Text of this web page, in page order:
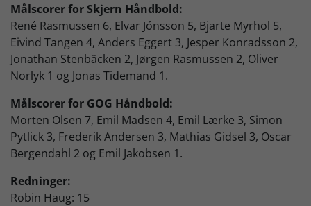
Køb Billet
Målscorer for Skjern Håndbold:
René Rasmussen 6, Elvar Jónsson 5, Bjarte Myrhol 5,
Eivind Tangen 4, Anders Eggert 3, Jesper Konradsson 2,
Jonathan Stenbäcken 2, Jørgen Rasmussen 2, Oliver
Norlyk 1 og Jonas Tidemand 1.
Målscorer for GOG Håndbold:
Morten Olsen 7, Emil Madsen 4, Emil Lærke 3, Simon
Pytlick 3, Frederik Andersen 3, Mathias Gidsel 3, Oscar
Bergendahl 2 og Emil Jakobsen 1.
Redninger:
Robin Haug: 15